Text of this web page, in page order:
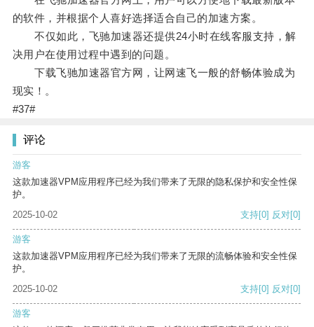
的软件，并根据个人喜好选择适合自己的加速方案。
不仅如此，飞驰加速器还提供24小时在线客服支持，解
决用户在使用过程中遇到的问题。
下载飞驰加速器官方网，让网速飞一般的舒畅体验成为
现实！。
#37#
评论
游客
这款加速器VPM应用程序已经为我们带来了无限的隐私保护和安全性保
护。
2025-10-02
支持[0] 反对[0]
游客
这款加速器VPM应用程序已经为我们带来了无限的流畅体验和安全性保
护。
2025-10-02
支持[0] 反对[0]
游客